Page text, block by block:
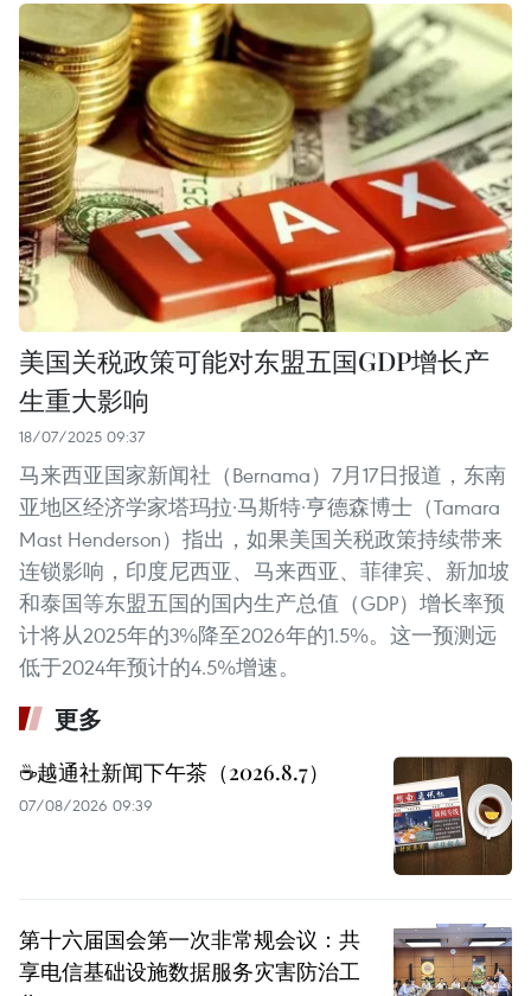
美国关税政策可能对东盟五国GDP增长产
生重大影响
18/07/2025 09:37
马来西亚国家新闻社（Bernama）7月17日报道，东南
亚地区经济学家塔玛拉·马斯特·亨德森博士（Tamara
Mast Henderson）指出，如果美国关税政策持续带来
连锁影响，印度尼西亚、马来西亚、菲律宾、新加坡
和泰国等东盟五国的国内生产总值（GDP）增长率预
计将从2025年的3%降至2026年的1.5%。这一预测远
低于2024年预计的4.5%增速。
更多
☕️越通社新闻下午茶（2026.8.7）
07/08/2026 09:39
第十六届国会第一次非常规会议：共
享电信基础设施数据服务灾害防治工